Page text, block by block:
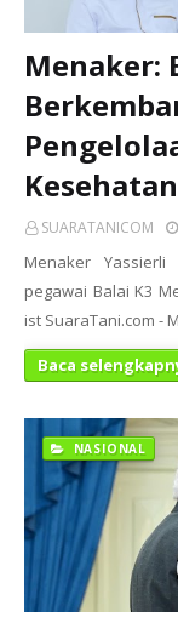
Menaker:
SUARATANICOM
Menaker
pegawai Balai K3
ist SuaraTani.com -
Baca
NASIONAL